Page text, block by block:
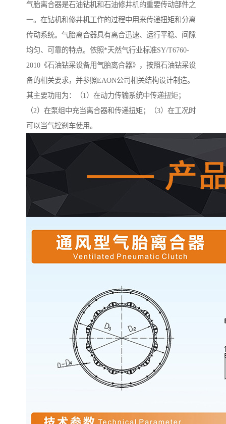
气胎离合器是石油钻机和石油修井机的重要传动部件之
一。在钻机和修井机工作的过程中用来传递扭矩和分离
传动系统。气胎离合器具有离合迅速、运行平稳、间隙
均匀、可靠的特点。依照*天然气行业标准SY/T6760-
2010《石油钻采设备用气胎离合器》，按照石油钻采设
备的相关要求，并参照EAON公司相关结构设计制造。
其主要功用为：（1）在动力传输系统中传递扭矩；
（2）在泵组中充当离合器和传递扭矩；（3）在工况时
可以当气控刹车使用。